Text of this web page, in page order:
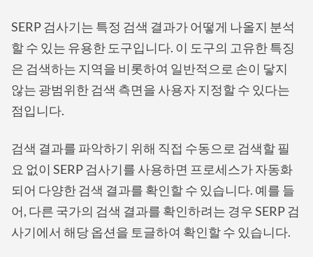
SERP 검사기는 특정 검색 결과가 어떻게 나올지 분석
할 수 있는 유용한 도구입니다. 이 도구의 고유한 특징
은 검색하는 지역을 비롯하여 일반적으로 손이 닿지
않는 광범위한 검색 측면을 사용자 지정할 수 있다는
점입니다.
검색 결과를 파악하기 위해 직접 수동으로 검색할 필
요 없이 SERP 검사기를 사용하면 프로세스가 자동화
되어 다양한 검색 결과를 확인할 수 있습니다. 예를 들
어, 다른 국가의 검색 결과를 확인하려는 경우 SERP 검
사기에서 해당 옵션을 토글하여 확인할 수 있습니다.